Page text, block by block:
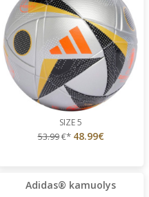
SIZE 5
53.99€* 48.99€
Adidas® kamuolys